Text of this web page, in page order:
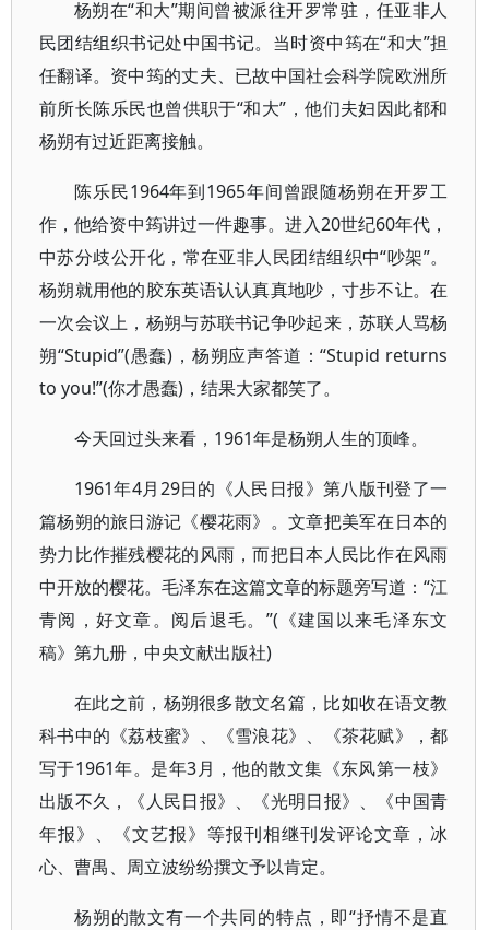
杨朔在“和大”期间曾被派往开罗常驻，任亚非人
民团结组织书记处中国书记。当时资中筠在“和大”担
任翻译。资中筠的丈夫、已故中国社会科学院欧洲所
前所长陈乐民也曾供职于“和大”，他们夫妇因此都和
杨朔有过近距离接触。
陈乐民1964年到1965年间曾跟随杨朔在开罗工
作，他给资中筠讲过一件趣事。进入20世纪60年代，
中苏分歧公开化，常在亚非人民团结组织中“吵架”。
杨朔就用他的胶东英语认认真真地吵，寸步不让。在
一次会议上，杨朔与苏联书记争吵起来，苏联人骂杨
朔“Stupid”(愚蠢)，杨朔应声答道：“Stupid returns
to you!”(你才愚蠢)，结果大家都笑了。
今天回过头来看，1961年是杨朔人生的顶峰。
1961年4月29日的《人民日报》第八版刊登了一
篇杨朔的旅日游记《樱花雨》。文章把美军在日本的
势力比作摧残樱花的风雨，而把日本人民比作在风雨
中开放的樱花。毛泽东在这篇文章的标题旁写道：“江
青阅，好文章。阅后退毛。”(《建国以来毛泽东文
稿》第九册，中央文献出版社)
在此之前，杨朔很多散文名篇，比如收在语文教
科书中的《荔枝蜜》、《雪浪花》、《茶花赋》，都
写于1961年。是年3月，他的散文集《东风第一枝》
出版不久，《人民日报》、《光明日报》、《中国青
年报》、《文艺报》等报刊相继刊发评论文章，冰
心、曹禺、周立波纷纷撰文予以肯定。
杨朔的散文有一个共同的特点，即“抒情不是直